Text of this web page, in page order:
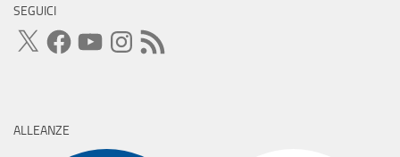
SEGUICI
X FacebookYouTubeInstagram
Feed
RSS
ALLEANZE